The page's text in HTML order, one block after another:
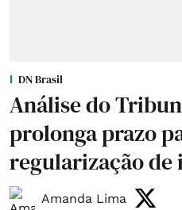
DN Brasil
Análise do
prolonga prazo
regularização de
Amanda Lima